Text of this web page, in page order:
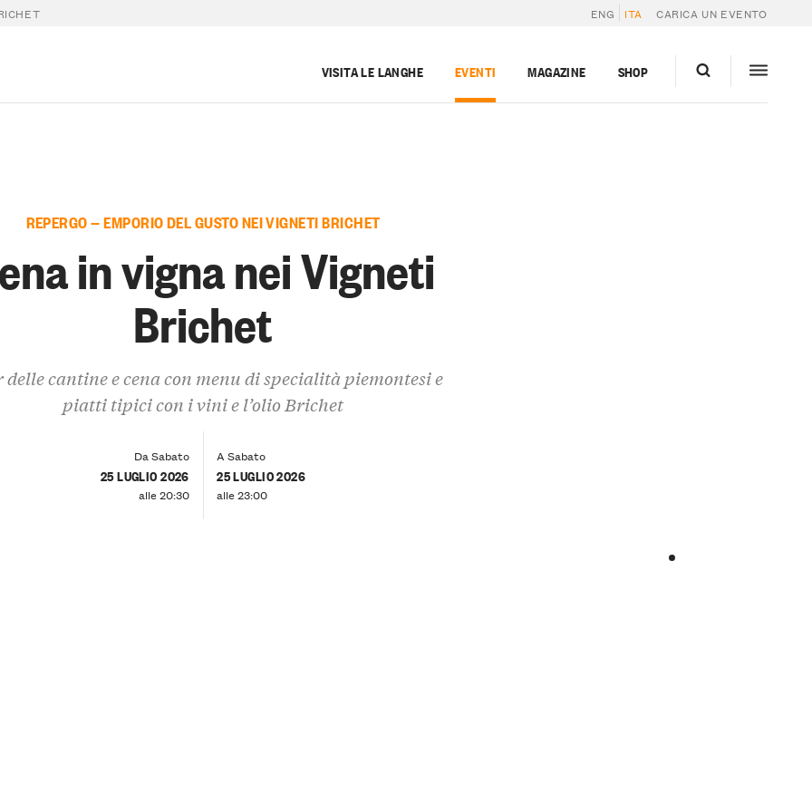
ENG ITA CARICA UN EVENTO
VISITA LE LANGHE EVENTI MAGAZINE SHOP
REPERGO — EMPORIO DEL GUSTO NEI VIGNETI BRICHET
in vigna nei Vigneti
Brichet
cantine e cena con menu di specialità piemontesi e
piatti tipici con i vini e l’olio Brichet
Da Sabato
25 LUGLIO 2026
alle 20:30
A Sabato
25 LUGLIO 2026
alle 23:00